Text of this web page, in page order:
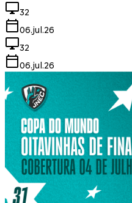
32
06.jul.26
32
06.jul.26